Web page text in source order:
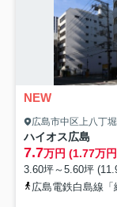
NEW
広島市中区上八丁堀
ハイオス広島
7.7万円 (1.77万
3.60坪～5.60坪
広島電鉄白島線